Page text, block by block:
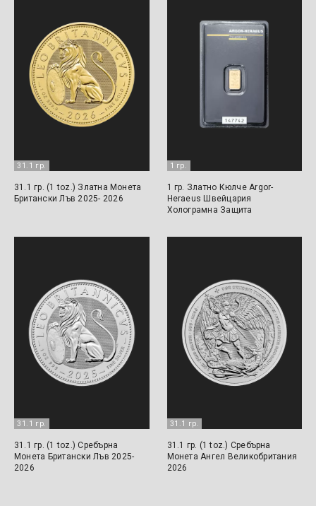
31.1 гр.
31.1 гр. (1 toz.) Златна Монета
Британски Лъв 2025- 2026
1 гр.
1 гр. Златно Кюлче Argor-
Heraeus Швейцария
Холограмна Защита
31.1 гр.
31.1 гр. (1 toz.) Сребърна
Монета Британски Лъв 2025-
2026
31.1 гр.
31.1 гр. (1 toz.) Сребърна
Монета Ангел Великобритания
2026